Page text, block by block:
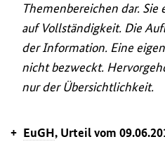
Themenbereichen dar.
auf Vollständigkeit. Die
der Information. Eine
nicht bezweckt.
nur der Übersichtlichkeit.
EuGH, Urteil vom